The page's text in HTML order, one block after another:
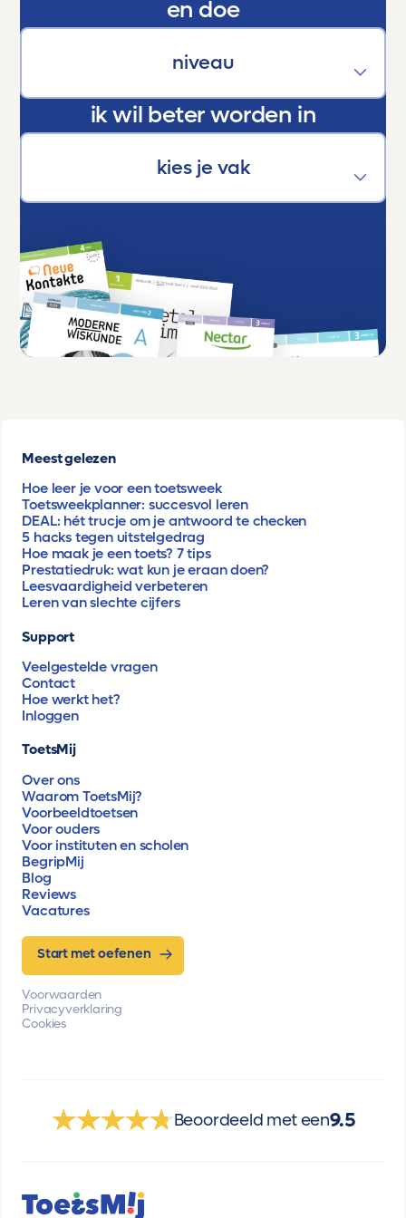
en doe
ik wil beter worden in
Meest gelezen
Hoe leer je voor een toetsweek
Toetsweekplanner: succesvol leren
DEAL: hét trucje om je antwoord te checken
5 hacks tegen uitstelgedrag
Hoe maak je een toets? 7 tips
Prestatiedruk: wat kun je eraan doen?
Leesvaardigheid verbeteren
Leren van slechte cijfers
Support
Veelgestelde vragen
Contact
Hoe werkt het?
Inloggen
ToetsMij
Over ons
Waarom ToetsMij?
Voorbeeldtoetsen
Voor ouders
Voor instituten en scholen
BegripMij
Blog
Reviews
Vacatures
Start met oefenen
Voorwaarden
Privacyverklaring
Cookies
Beoordeeld met een9.5